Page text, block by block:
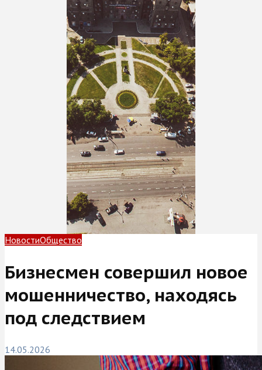
НовостиОбщество
Бизнесмен совершил новое
мошенничество, находясь
под следствием
14.05.2026